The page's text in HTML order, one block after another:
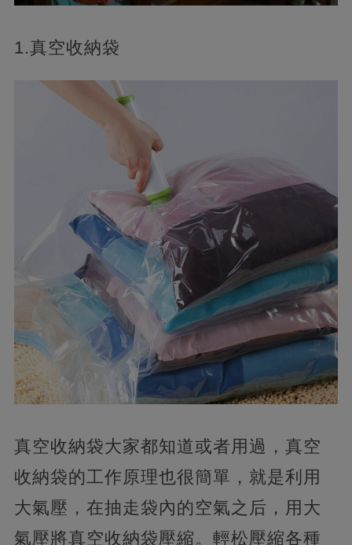
1.真空收納袋
真空收納袋大家都知道或者用過，真空
收納袋的工作原理也很簡單，就是利用
大氣壓，在抽走袋內的空氣之后，用大
氣壓將真空收納袋壓縮。輕松壓縮各種